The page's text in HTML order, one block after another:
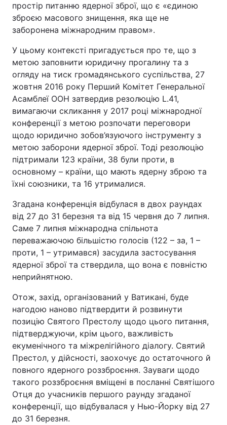
простір питанню ядерної зброї, що є «єдиною
зброєю масового знищення, яка ще не
заборонена міжнародним правом».
У цьому контексті пригадується про те, що з
метою заповнити юридичну прогалину та з
огляду на тиск громадянського суспільства, 27
жовтня 2016 року Перший Комітет Генеральної
Асамблеї ООН затвердив резолюцію L.41,
вимагаючи скликання у 2017 році міжнародної
конференції з метою розпочати переговори
щодо юридично зобов’язуючого інструменту з
метою заборони ядерної зброї. Тоді резолюцію
підтримали 123 країни, 38 були проти, в
основному – країни, що мають ядерну зброю та
їхні союзники, та 16 утрималися.
Згадана конференція відбулася в двох раундах
від 27 до 31 березня та від 15 червня до 7 липня.
Саме 7 липня міжнародна спільнота
переважаючою більшістю голосів (122 – за, 1 –
проти, 1 – утримався) засудила застосування
ядерної зброї та ствердила, що вона є повністю
неприйнятною.
Отож, захід, організований у Ватикані, буде
нагодою наново підтвердити й розвинути
позицію Святого Престолу щодо цього питання,
підтверджуючи, крім цього, важливість
екуменічного та міжрелігійного діалогу. Святий
Престол, у дійсності, заохочує до остаточного й
повного ядерного роззброєння. Зауваги щодо
такого роззброєння вміщені в посланні Святішого
Отця до учасників першого раунду згаданої
конференції, що відбувалася у Нью-Йорку від 27
до 31 березня.